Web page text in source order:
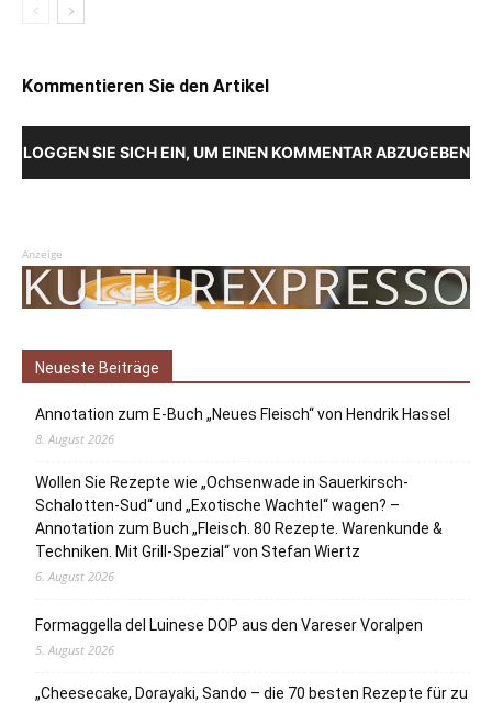
Kommentieren Sie den Artikel
LOGGEN SIE SICH EIN, UM EINEN KOMMENTAR ABZUGEBEN
Anzeige
Neueste Beiträge
Annotation zum E-Buch „Neues Fleisch“ von Hendrik Hassel
8. August 2026
Wollen Sie Rezepte wie „Ochsenwade in Sauerkirsch-
Schalotten-Sud“ und „Exotische Wachtel“ wagen? –
Annotation zum Buch „Fleisch. 80 Rezepte. Warenkunde &
Techniken. Mit Grill-Spezial“ von Stefan Wiertz
6. August 2026
Formaggella del Luinese DOP aus den Vareser Voralpen
5. August 2026
„Cheesecake, Dorayaki, Sando – die 70 besten Rezepte für zu